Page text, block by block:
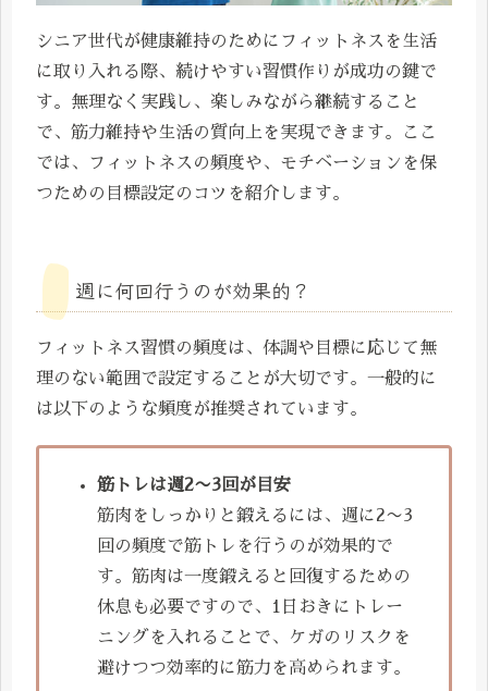
シニア世代が健康維持のためにフィットネスを生活
に取り入れる際、続けやすい習慣作りが成功の鍵で
す。無理なく実践し、楽しみながら継続すること
で、筋力維持や生活の質向上を実現できます。ここ
では、フィットネスの頻度や、モチベーションを保
つための目標設定のコツを紹介します。
週に何回行うのが効果的？
フィットネス習慣の頻度は、体調や目標に応じて無
理のない範囲で設定することが大切です。一般的に
は以下のような頻度が推奨されています。
筋トレは週2〜3回が目安
筋肉をしっかりと鍛えるには、週に2〜3
回の頻度で筋トレを行うのが効果的で
す。筋肉は一度鍛えると回復するための
休息も必要ですので、1日おきにトレー
ニングを入れることで、ケガのリスクを
避けつつ効率的に筋力を高められます。